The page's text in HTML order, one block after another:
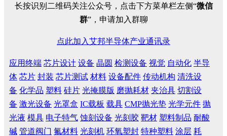
长按识别二维码关注公众号，点击下方菜单栏左侧“微信
群”，申请加入群聊
点此加入艾邦半导体产业通讯录
应用终端 芯片设计 设备 晶圆 检测设备 视觉 自动化 半导
体 芯片 封装 芯片测试 材料 设备配件 传动机构 清洗设
备 化学品 塑料 硅片 光掩膜版 磨抛耗材 夹治具 切割设
备 激光设备 光罩盒 IC载板 载具 CMP抛光垫 光学元件 抛
光液 模具 电子特气 蚀刻设备 光刻胶 靶材 塑料制品 耐酸
碱 管道阀门 氟材料 光刻机 环氧塑封 特种塑料 涂层 耗